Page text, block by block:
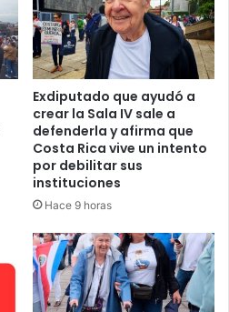
Exdiputado que ayudó a
crear la Sala IV sale a
defenderla y afirma que
Costa Rica vive un intento
por debilitar sus
instituciones
Hace 9 horas